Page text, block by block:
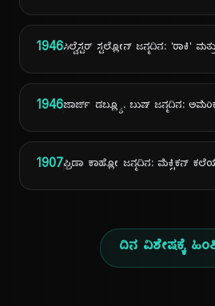
1946ಸಿಲ್ವೆಸ್ಟರ್ ಸ್ಟಲ್ಲೋನ್ ಜನ್ಮದಿನ: 'ರಾಕಿ'
1946ಜಾರ್ಜ್ ಡಬ್ಲ್ಯೂ. ಬುಷ್ ಜನ್ಮದಿನ:
1907ಫ್ರಿಡಾ ಕಾಹ್ಲೋ ಜನ್ಮದಿನ: ಮೆಕ್ಸಿಕನ್
ದಿನ ವಿಶೇಷಕ್ಕೆ